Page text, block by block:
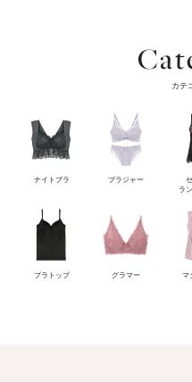
カテ
ナイトブラ ブラジャー
ラ
ブラトップ グラマー マ